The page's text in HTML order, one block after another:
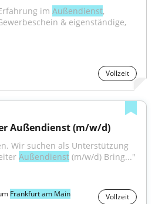
im Außendienst,
& eigenständige,
Vollzeit
Außendienst (m/w/d)
Wir suchen als Unterstützung
Außendienst (m/w/d) Bring..."
Frankfurt am Main Vollzeit